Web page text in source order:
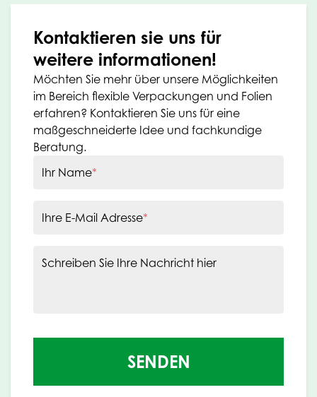
Kontaktieren sie uns für
weitere informationen!
Möchten Sie mehr über unsere Möglichkeiten
im Bereich flexible Verpackungen und Folien
erfahren? Kontaktieren Sie uns für eine
maßgeschneiderte Idee und fachkundige
Beratung.
Ihr Name*
Ihre E-Mail Adresse*
Schreiben Sie Ihre Nachricht hier
SENDEN